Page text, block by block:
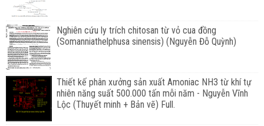
Nghiên cứu ly trích chitosan từ vỏ cua đồng
(Somanniathelphusa sinensis) (Nguyễn Đỗ Quỳnh)
Thiết kế phân xưởng sản xuất Amoniac NH3 từ khí tự
nhiên năng suất 500.000 tấn mỗi năm - Nguyễn Vĩnh
Lộc (Thuyết minh + Bản vẽ) Full.